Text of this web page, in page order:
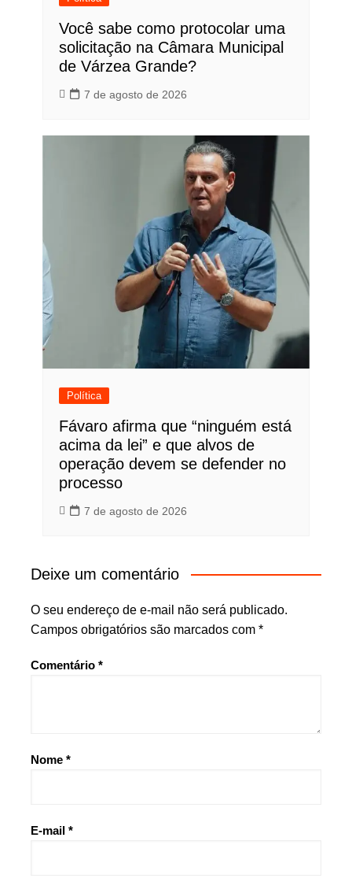
Você sabe como protocolar uma
solicitação na Câmara Municipal
de Várzea Grande?
7 de agosto de 2026
Política
Fávaro afirma que “ninguém está
acima da lei” e que alvos de
operação devem se defender no
processo
7 de agosto de 2026
Deixe um comentário
O seu endereço de e-mail não será publicado.
Campos obrigatórios são marcados com *
Comentário *
Nome *
E-mail *